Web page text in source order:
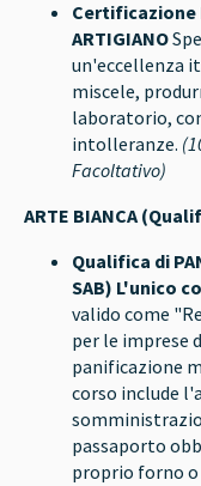
Certificazione
ARTIGIANO
un'eccellenza
miscele,
laboratorio,
intolleranze.
Facoltativo)
ARTE BIANCA
Qualifica di
SAB) L'unico
valido come
per le imprese
panificazione
corso include
passaporto
proprio forno o